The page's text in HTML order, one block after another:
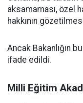
aksamaması, özel
hakkının
Ancak Bakanlığın
ifade edildi.
Milli Eğitim